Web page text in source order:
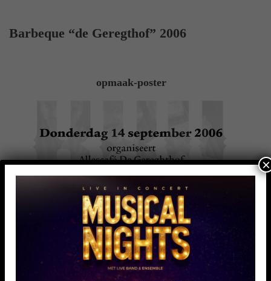
Barbeque “de Geregthof” 2006
opmaak-poster
×